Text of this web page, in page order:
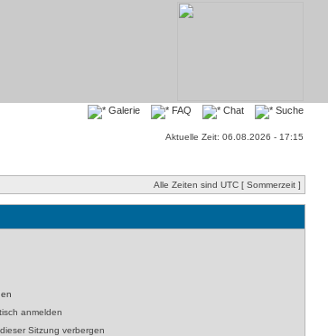
Galerie FAQ Chat Suche
Aktuelle Zeit: 06.08.2026 - 17:15
Alle Zeiten sind UTC [ Sommerzeit ]
anmelden
Sitzung verbergen